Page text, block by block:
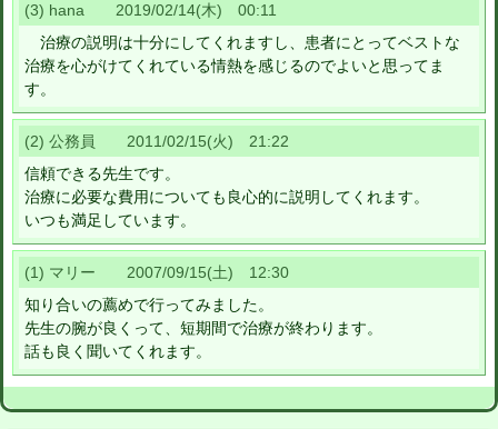
(3) hana 2019/02/14(木) 00:11
治療の説明は十分にしてくれますし、患者にとってベストな
治療を心がけてくれている情熱を感じるのでよいと思ってま
す。
(2) 公務員 2011/02/15(火) 21:22
信頼できる先生です。
治療に必要な費用についても良心的に説明してくれます。
いつも満足しています。
(1) マリー 2007/09/15(土) 12:30
知り合いの薦めで行ってみました。
先生の腕が良くって、短期間で治療が終わります。
話も良く聞いてくれます。